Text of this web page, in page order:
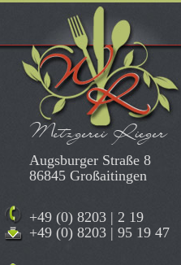
Metzgerei Rieger
Augsburger Straße 8
86845 Großaitingen
+49 (0) 8203 | 2 19
+49 (0) 8203 | 95 19 47